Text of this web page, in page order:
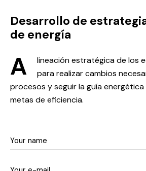
Desarrollo de
de energía
A
lineación estratégica de los
para realizar cambios
procesos y seguir la guía
metas de eficiencia.